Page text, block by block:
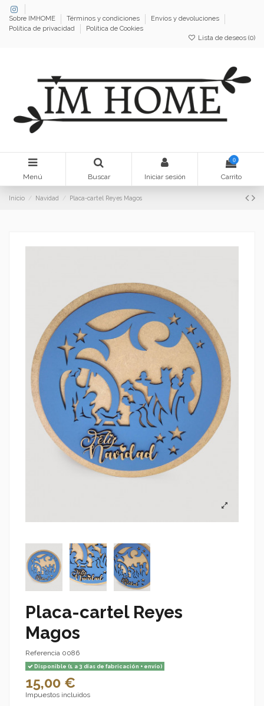
Sobre IMHOME Términos y condiciones
Envíos y devoluciones
Política de privacidad
Política de Cookies
Lista de deseos (0)
Menú Buscar Iniciar sesión
0
Carrito
Inicio Navidad Placa-cartel Reyes Magos
Placa-cartel Reyes
Magos
Referencia 0086
Disponible (1 a 3 días de fabricación + envío)
15,00 €
Impuestos incluidos